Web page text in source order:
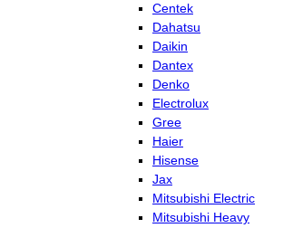
Centek
Dahatsu
Daikin
Dantex
Denko
Electrolux
Gree
Haier
Hisense
Jax
Mitsubishi Electric
Mitsubishi Heavy